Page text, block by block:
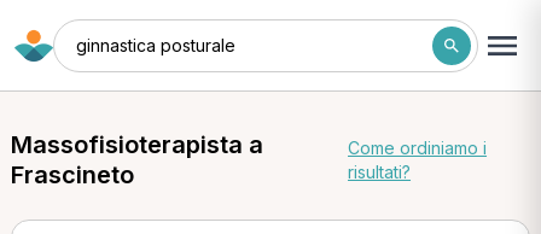
ginnastica posturale
Massofisioterapista a
Frascineto
Come ordiniamo i
risultati?